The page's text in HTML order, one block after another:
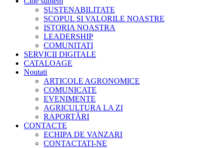
SUSTENABILITATE
SCOPUL SI VALORILE NOASTRE
ISTORIA NOASTRA
LEADERSHIP
COMUNITATI
SERVICII DIGITALE
CATALOAGE
Noutati
ARTICOLE AGRONOMICE
COMUNICATE
EVENIMENTE
AGRICULTURA LA ZI
RAPORTĂRI
CONTACTE
ECHIPA DE VANZARI
CONTACTATI-NE